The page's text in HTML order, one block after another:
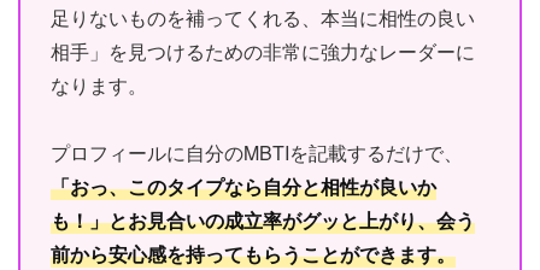
足りないものを補ってくれる、本当に相性の良い
相手」を見つけるための非常に強力なレーダーに
なります。
プロフィールに自分のMBTIを記載するだけで、
「おっ、このタイプなら自分と相性が良いか
も！」とお見合いの成立率がグッと上がり、会う
前から安心感を持ってもらうことができます。